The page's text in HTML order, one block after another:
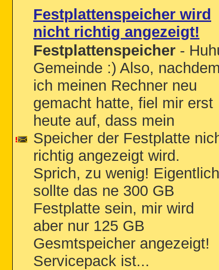
Festplattenspeicher wird
nicht richtig angezeigt!
Festplattenspeicher -
Gemeinde :) Also,
ich meinen Rechner neu
gemacht hatte, fiel mir erst
heute auf, dass mein
Speicher der Festplatte
richtig angezeigt wird.
Sprich, zu wenig! Eigentlich
sollte das ne 300 GB
Festplatte sein, mir wird
aber nur 125 GB
Gesmtspeicher angezeigt!
Servicepack ist...